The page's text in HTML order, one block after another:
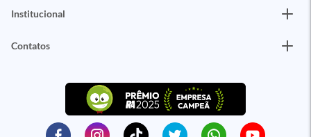
Institucional
Contatos